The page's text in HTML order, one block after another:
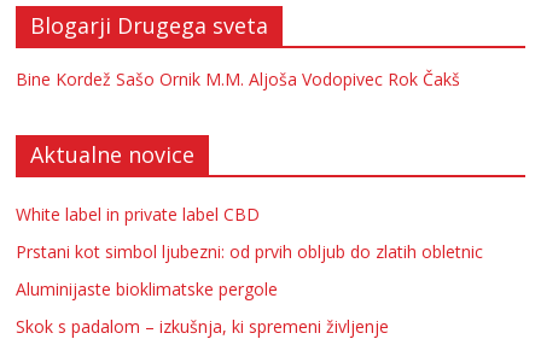
Blogarji Drugega sveta
Bine Kordež Sašo Ornik M.M. Aljoša Vodopivec Rok Čakš
Aktualne novice
White label in private label CBD
Prstani kot simbol ljubezni: od prvih obljub do zlatih obletnic
Aluminijaste bioklimatske pergole
Skok s padalom – izkušnja, ki spremeni življenje